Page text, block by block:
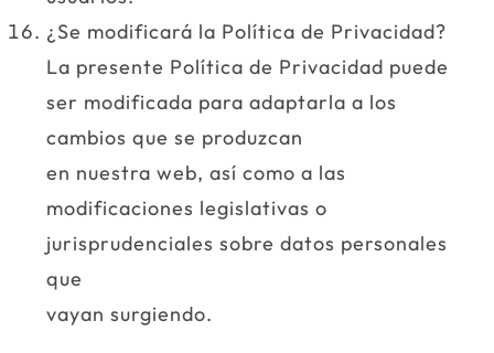
¿Se modificará la Política de Privacidad?
La presente Política de Privacidad puede
ser modificada para adaptarla a los
cambios que se produzcan
en nuestra web, así como a las
modificaciones legislativas o
jurisprudenciales sobre datos personales
que
vayan surgiendo.